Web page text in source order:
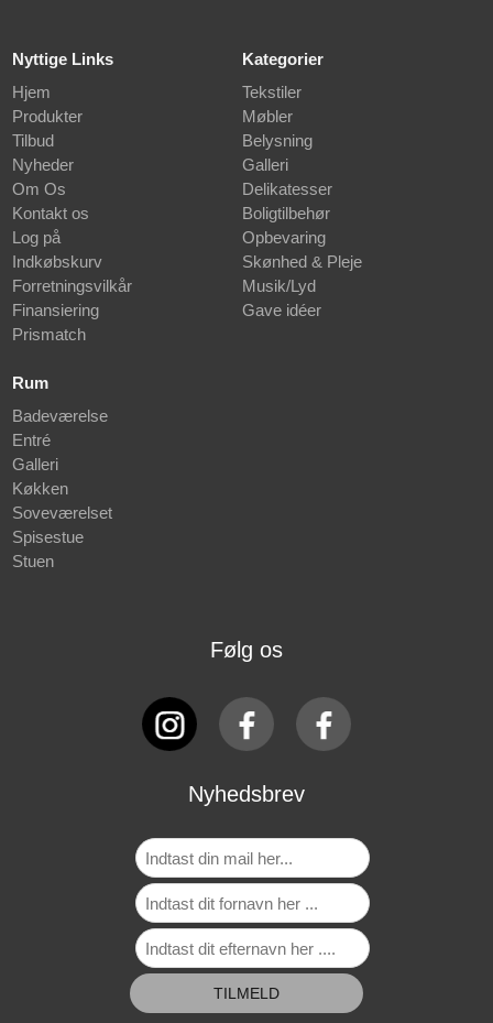
Nyttige Links
Hjem
Produkter
Tilbud
Nyheder
Om Os
Kontakt os
Log på
Indkøbskurv
Forretningsvilkår
Finansiering
Prismatch
Kategorier
Tekstiler
Møbler
Belysning
Galleri
Delikatesser
Boligtilbehør
Opbevaring
Skønhed & Pleje
Musik/Lyd
Gave idéer
Rum
Badeværelse
Entré
Galleri
Køkken
Soveværelset
Spisestue
Stuen
Følg os
Nyhedsbrev